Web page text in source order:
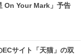
On Your Mark」予告
ECサイト「天猫」の双